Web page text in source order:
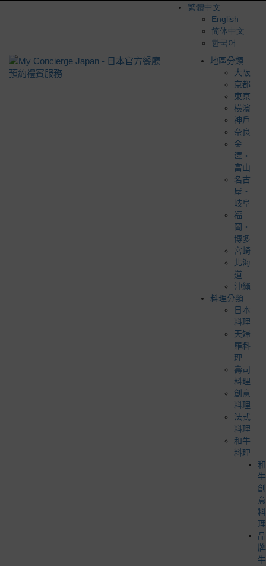
繁體中文
English
简体中文
한국어
地區分類
大阪
京都
東京
橫濱
神戶
奈良
金
澤・
富山
名古
屋・
岐阜
福
岡・
博多
宮崎
北海
道
沖繩
料理分類
日本
料理
天婦
羅料
理
壽司
料理
創意
料理
法式
料理
和牛
料理
和
牛
創
意
料
理
品
牌
牛